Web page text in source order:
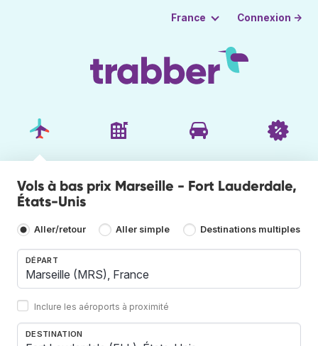
France Connexion →
Vols à bas prix Marseille - Fort Lauderdale,
États-Unis
Aller/retour Aller simple Destinations multiples
DÉPART
Inclure les aéroports à proximité
DESTINATION